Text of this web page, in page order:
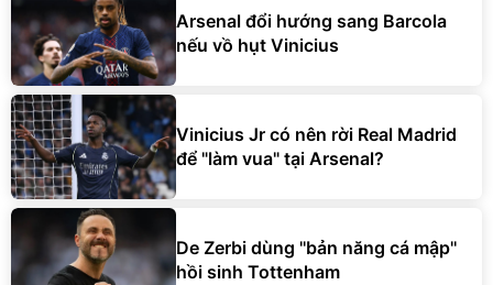
Arsenal đổi hướng sang Barcola
nếu vồ hụt Vinicius
Vinicius Jr có nên rời Real Madrid
để "làm vua" tại Arsenal?
De Zerbi dùng ''bản năng cá mập''
hồi sinh Tottenham